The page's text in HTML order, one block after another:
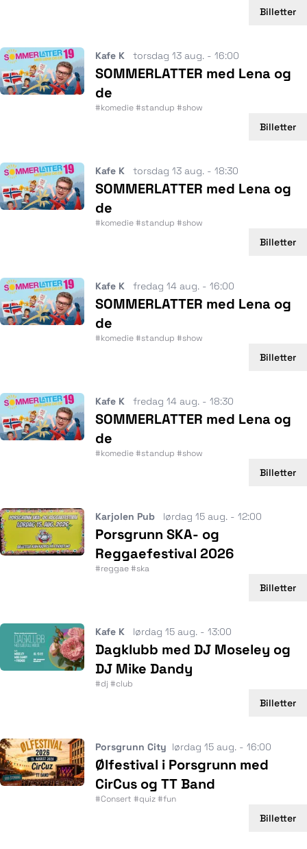
Billetter
Kafe K torsdag 13 aug. - 16:00
SOMMERLATTER med Lena og
de
#komedie #standup #show
Billetter
Kafe K torsdag 13 aug. - 18:30
SOMMERLATTER med Lena og
de
#komedie #standup #show
Billetter
Kafe K fredag 14 aug. - 16:00
SOMMERLATTER med Lena og
de
#komedie #standup #show
Billetter
Kafe K fredag 14 aug. - 18:30
SOMMERLATTER med Lena og
de
#komedie #standup #show
Billetter
Karjolen Pub lørdag 15 aug. - 12:00
Porsgrunn SKA- og
Reggaefestival 2026
#reggae #ska
Billetter
Kafe K lørdag 15 aug. - 13:00
Dagklubb med DJ Moseley og
DJ Mike Dandy
#dj #club
Billetter
Porsgrunn City lørdag 15 aug. - 16:00
Ølfestival i Porsgrunn med
CirCus og TT Band
#Consert #quiz #fun
Billetter